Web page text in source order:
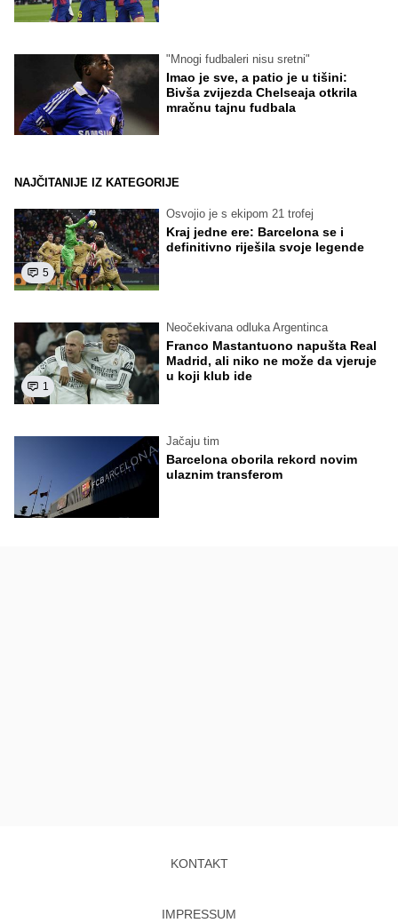
"Mnogi fudbaleri nisu sretni"
Imao je sve, a patio je u tišini:
Bivša zvijezda Chelseaja otkrila
mračnu tajnu fudbala
NAJČITANIJE IZ KATEGORIJE
5
Osvojio je s ekipom 21 trofej
Kraj jedne ere: Barcelona se i
definitivno riješila svoje legende
1
Neočekivana odluka Argentinca
Franco Mastantuono napušta Real
Madrid, ali niko ne može da vjeruje
u koji klub ide
Jačaju tim
Barcelona oborila rekord novim
ulaznim transferom
KONTAKT
IMPRESSUM